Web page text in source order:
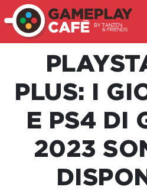
PLUS: I
E PS4 DI
2023